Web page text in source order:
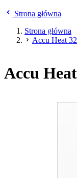
Strona główna
Strona główna
Accu Heat
Accu